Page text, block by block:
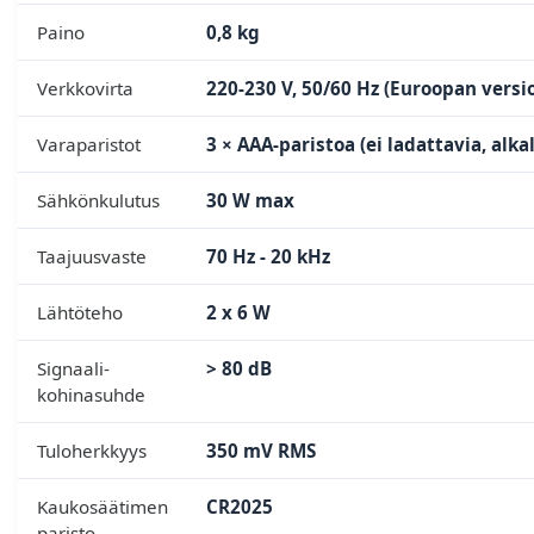
Paino 0,8 kg
Verkkovirta 220-230 V, 50/60 Hz (Euroopan
Varaparistot 3 × AAA-paristoa (ei ladattavia,
Sähkönkulutus 30 W max
Taajuusvaste 70 Hz - 20 kHz
Lähtöteho 2 x 6 W
Signaali-
kohinasuhde
> 80 dB
Tuloherkkyys 350 mV RMS
Kaukosäätimen
CR2025